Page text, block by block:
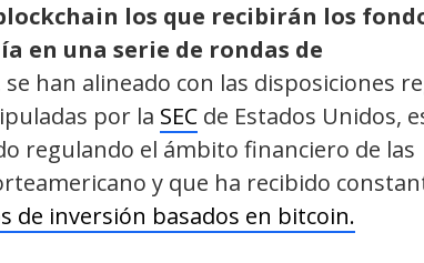
los que recibirán los
en una serie de rondas de
se han alineado con las disposiciones
por la SEC de Estados Unidos,
regulando el ámbito financiero de las
y que ha recibido
de inversión basados en bitcoin.